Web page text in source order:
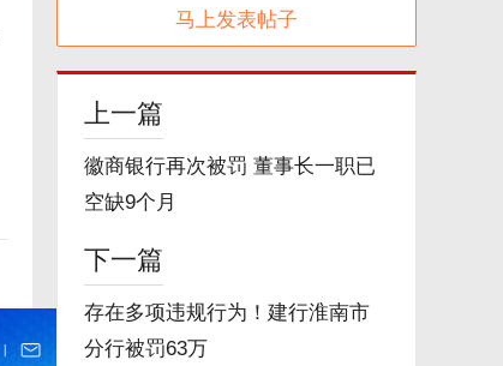
马上发表帖子
上一篇
徽商银行再次被罚 董事长一职已
空缺9个月
下一篇
存在多项违规行为！建行淮南市
分行被罚63万